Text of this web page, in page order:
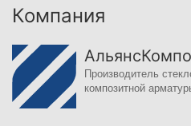
Компания
Производитель
композитной